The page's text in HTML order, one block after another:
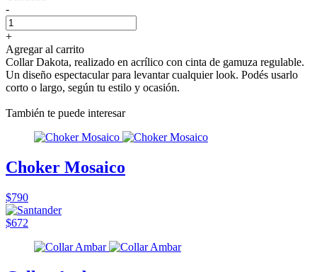
-
+
Agregar al carrito
Collar Dakota, realizado en acrílico con cinta de gamuza regulable.
Un diseño espectacular para levantar cualquier look. Podés usarlo
corto o largo, según tu estilo y ocasión.
También te puede interesar
Choker Mosaico
$790
$672